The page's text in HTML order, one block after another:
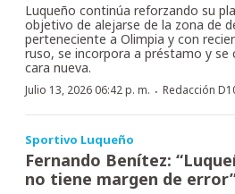
Luqueño continúa reforzando su
objetivo de alejarse de la zona de
perteneciente a Olimpia y con
ruso, se incorpora a préstamo y se
cara nueva.
Julio 13, 2026 06:42 p. m. · Redacción
Sportivo Luqueño
Fernando Benítez:
no tiene margen de